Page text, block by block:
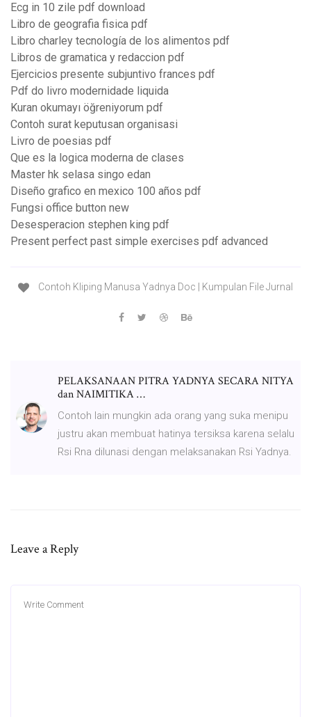
Ecg in 10 zile pdf download
Libro de geografia fisica pdf
Libro charley tecnología de los alimentos pdf
Libros de gramatica y redaccion pdf
Ejercicios presente subjuntivo frances pdf
Pdf do livro modernidade liquida
Kuran okumayı öğreniyorum pdf
Contoh surat keputusan organisasi
Livro de poesias pdf
Que es la logica moderna de clases
Master hk selasa singo edan
Diseño grafico en mexico 100 años pdf
Fungsi office button new
Desesperacion stephen king pdf
Present perfect past simple exercises pdf advanced
Contoh Kliping Manusa Yadnya Doc | Kumpulan File Jurnal
PELAKSANAAN PITRA YADNYA SECARA NITYA
dan NAIMITIKA …
Contoh lain mungkin ada orang yang suka menipu
justru akan membuat hatinya tersiksa karena selalu
Rsi Rna dilunasi dengan melaksanakan Rsi Yadnya.
Leave a Reply